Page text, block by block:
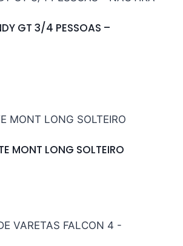
GT 3/4 PESSOAS –
MONT LONG SOLTEIRO